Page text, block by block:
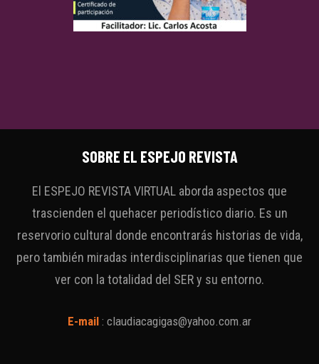
SOBRE EL ESPEJO REVISTA
El ESPEJO REVISTA VIRTUAL aborda aspectos que
trascienden el quehacer periodístico diario. Es un
reservorio cultural donde encontrarás historias de vida,
pero también miradas interdisciplinarias que tienen que
ver con la totalidad del SER y su entorno.
E-mail : claudiacagigas@yahoo.com.ar